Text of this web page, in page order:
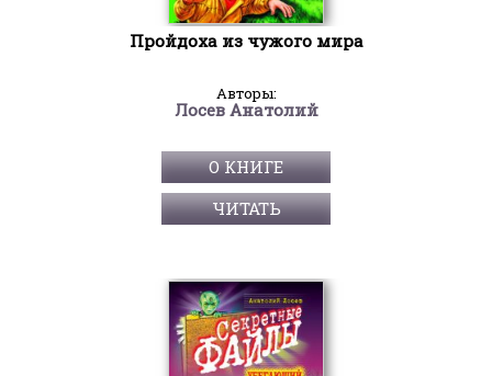
Пройдоха из чужого мира
Авторы:
Лосев Анатолий
О КНИГЕ
ЧИТАТЬ